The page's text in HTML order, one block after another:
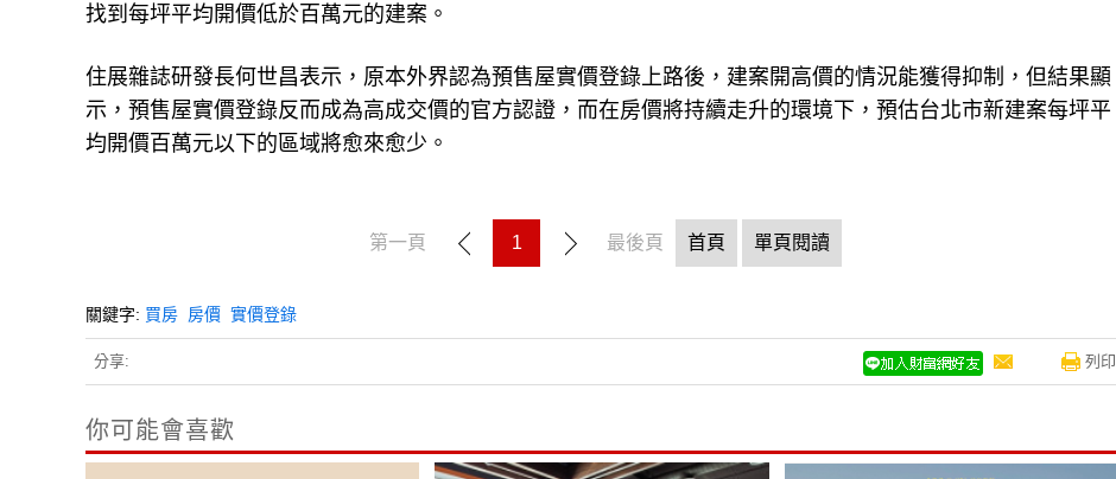
找到每坪平均開價低於百萬元的建案。
住展雜誌研發長何世昌表示，原本外界認為預售屋實價登錄上路後，建案開高價的情況能獲得抑制，但結果顯
示，預售屋實價登錄反而成為高成交價的官方認證，而在房價將持續走升的環境下，預估台北市新建案每坪平
均開價百萬元以下的區域將愈來愈少。
第一頁 1 最後頁 首頁 單頁閱讀
關鍵字: 買房 房價 實價登錄
分享: 列印
你可能會喜歡